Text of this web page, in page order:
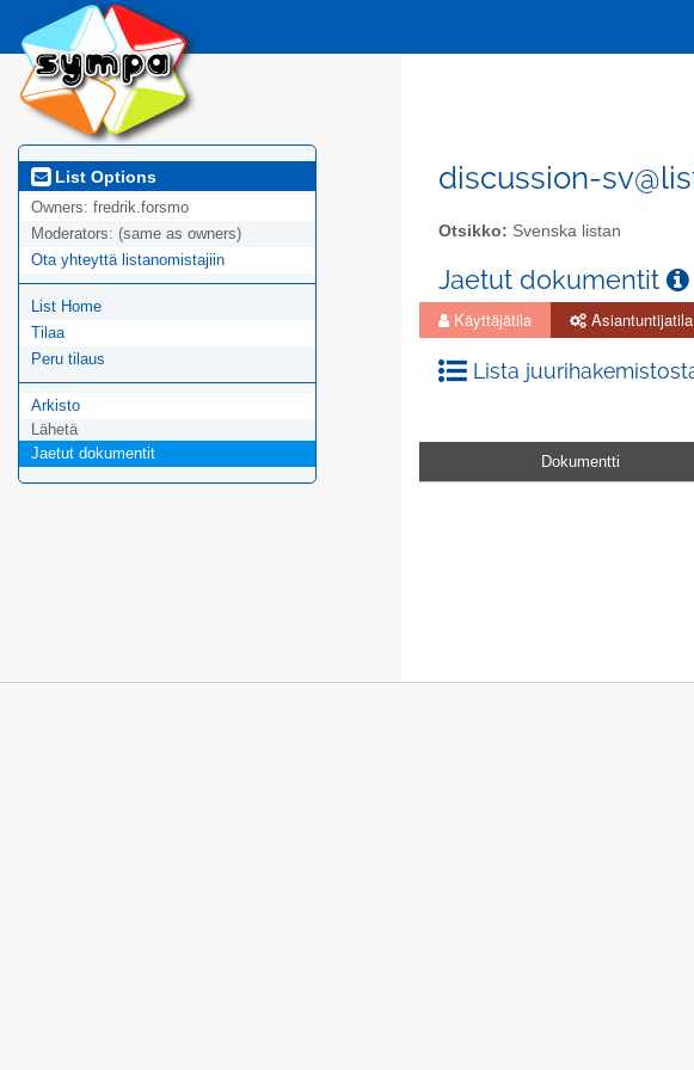
List Options
Owners: fredrik.forsmo
Moderators: (same as owners)
Ota yhteyttä listanomistajiin
List Home
Tilaa
Peru tilaus
Arkisto
Lähetä
Jaetut dokumentit
discussion-
Otsikko: Svenska listan
Jaetut dokumentit
Käyttäjätila Asiantuntijatila
Lista
Dokumentti